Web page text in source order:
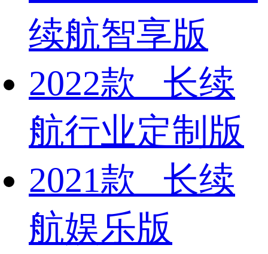
续航智享版
2022款 长续
航行业定制版
2021款 长续
航娱乐版